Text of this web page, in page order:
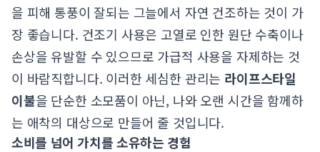
을 피해 통풍이 잘되는 그늘에서 자연 건조하는 것이 가
장 좋습니다. 건조기 사용은 고열로 인한 원단 수축이나
손상을 유발할 수 있으므로 가급적 사용을 자제하는 것
이 바람직합니다. 이러한 세심한 관리는 라이프스타일
이불을 단순한 소모품이 아닌, 나와 오랜 시간을 함께하
는 애착의 대상으로 만들어 줄 것입니다.
소비를 넘어 가치를 소유하는 경험